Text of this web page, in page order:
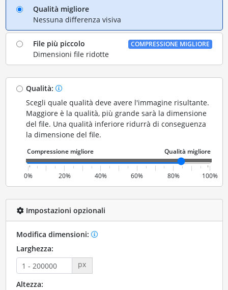
Qualità migliore
Nessuna differenza visiva
File più piccolo
Dimensioni file ridotte
COMPRESSIONE MIGLIORE
Qualità:
Scegli quale qualità deve avere l'immagine risultante.
Maggiore è la qualità, più grande sarà la dimensione
del file. Una qualità inferiore ridurrà di conseguenza
la dimensione del file.
0% 20% 40% 60% 80% 100%
Impostazioni opzionali
Modifica dimensioni:
Larghezza:
px
Altezza: